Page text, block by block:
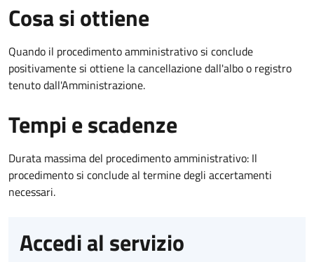
Cosa si ottiene
Quando il procedimento amministrativo si conclude
positivamente si ottiene la cancellazione dall'albo o registro
tenuto dall'Amministrazione.
Tempi e scadenze
Durata massima del procedimento amministrativo: Il
procedimento si conclude al termine degli accertamenti
necessari.
Accedi al servizio